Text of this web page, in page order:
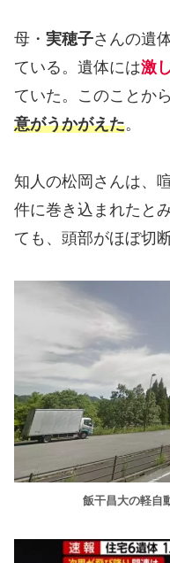
母・ 実穂子さんの遺
ている。遺体には激
ていた。このことから
意がうかがえた。
知人の松岡さんは、
件に巻き込まれたと
ても、頭部がほぼ切
飯干昌大の軽自